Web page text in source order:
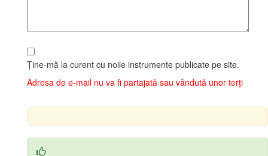
Ține‑mă la curent cu noile instrumente publicate pe site.
Adresa de e‑mail nu va fi partajată sau vândută unor terți